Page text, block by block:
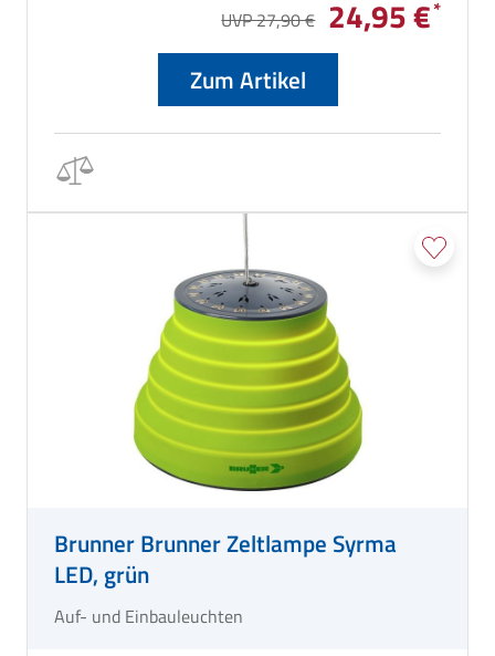
UVP 27,90 € 24,95 €
Zum Artikel
Brunner Brunner Zeltlampe Syrma
LED, grün
Auf- und Einbauleuchten